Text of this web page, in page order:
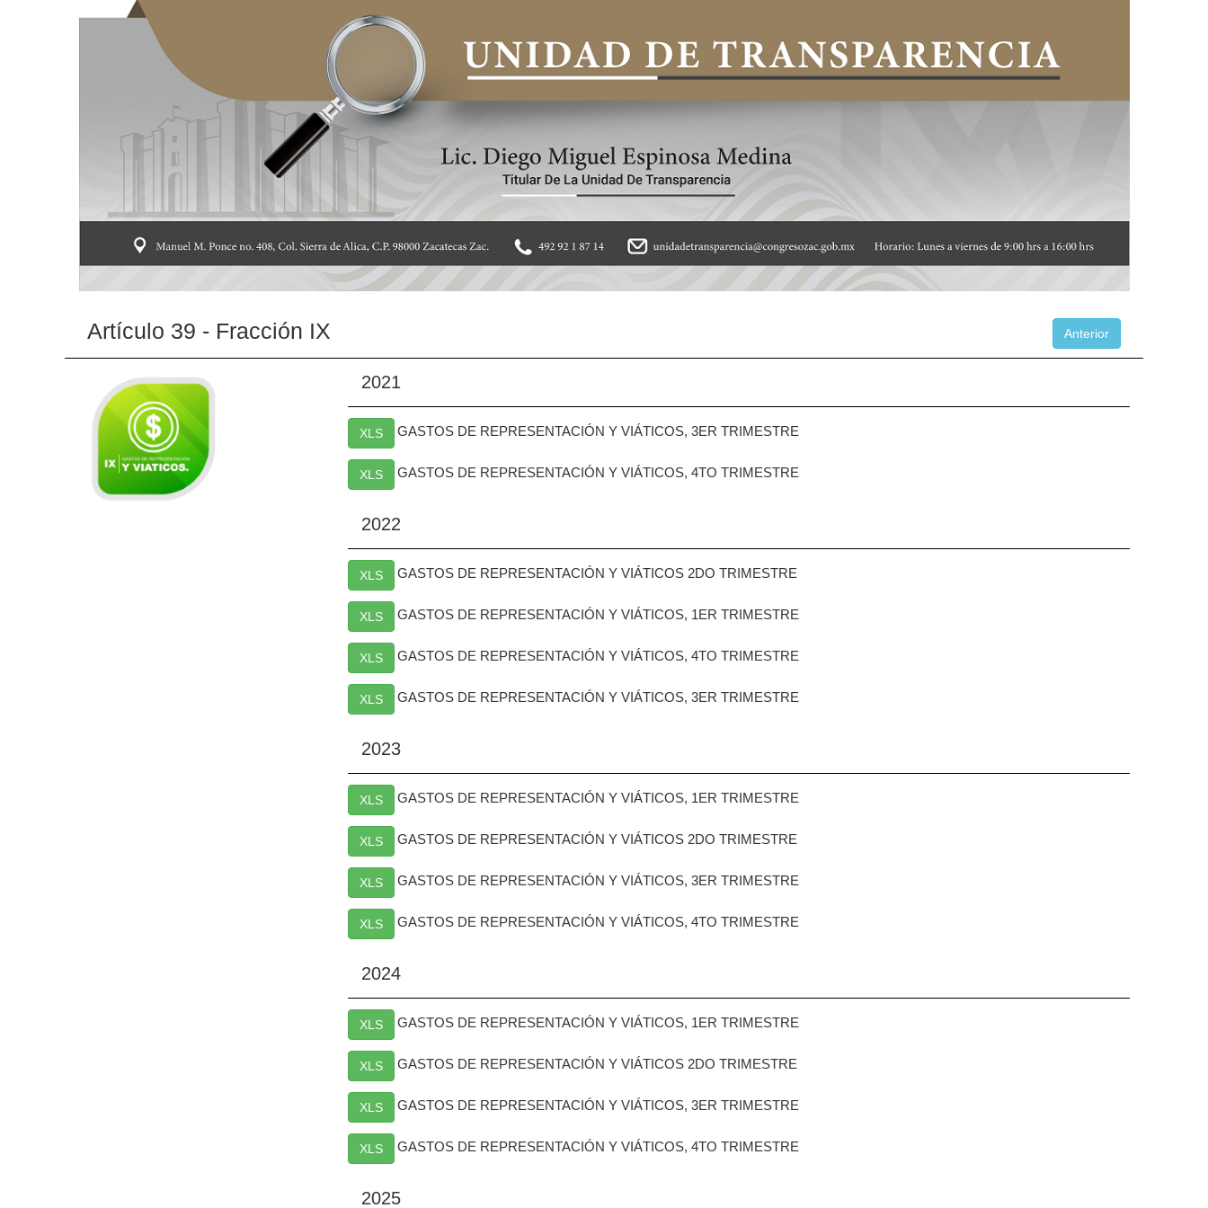
Artículo 39 - Fracción IX Anterior
2021
XLS GASTOS DE REPRESENTACIÓN Y VIÁTICOS, 3ER TRIMESTRE
XLS GASTOS DE REPRESENTACIÓN Y VIÁTICOS, 4TO TRIMESTRE
2022
XLS GASTOS DE REPRESENTACIÓN Y VIÁTICOS 2DO TRIMESTRE
XLS GASTOS DE REPRESENTACIÓN Y VIÁTICOS, 1ER TRIMESTRE
XLS GASTOS DE REPRESENTACIÓN Y VIÁTICOS, 4TO TRIMESTRE
XLS GASTOS DE REPRESENTACIÓN Y VIÁTICOS, 3ER TRIMESTRE
2023
XLS GASTOS DE REPRESENTACIÓN Y VIÁTICOS, 1ER TRIMESTRE
XLS GASTOS DE REPRESENTACIÓN Y VIÁTICOS 2DO TRIMESTRE
XLS GASTOS DE REPRESENTACIÓN Y VIÁTICOS, 3ER TRIMESTRE
XLS GASTOS DE REPRESENTACIÓN Y VIÁTICOS, 4TO TRIMESTRE
2024
XLS GASTOS DE REPRESENTACIÓN Y VIÁTICOS, 1ER TRIMESTRE
XLS GASTOS DE REPRESENTACIÓN Y VIÁTICOS 2DO TRIMESTRE
XLS GASTOS DE REPRESENTACIÓN Y VIÁTICOS, 3ER TRIMESTRE
XLS GASTOS DE REPRESENTACIÓN Y VIÁTICOS, 4TO TRIMESTRE
2025